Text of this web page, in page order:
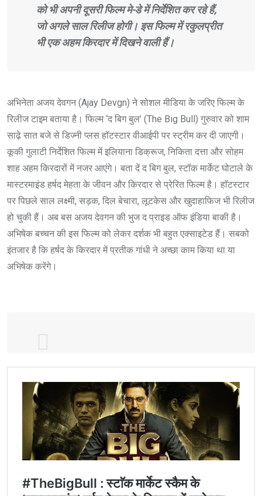
को भी अपनी दूसरी फिल्म मे-डे में निर्देशित कर रहे हैं,
जो अगले साल रिलीज होगी। इस फिल्म में रकुलप्रीत
भी एक अहम किरदार में दिखने वाली हैं।
अभिनेता अजय देवगन (Ajay Devgn) ने सोशल मीडिया के जरिए फिल्म के
रिलीज टाइम बताया है। फिल्म ‘द बिग बुल’ (The Big Bull) गुरुवार को शाम
साढ़े सात बजे से डिज्नी प्लस हॉटस्टार वीआईपी पर स्ट्रीम कर दी जाएगी।
कूकी गुलाटी निर्देशित फिल्म में इलियाना डिक्रूज, निकिता दत्ता और सोहम
शाह अहम किरदारों में नजर आएंगे। बता दें द बिग बुल, स्टॉक मार्केट घोटाले के
मास्टरमाइंड हर्षद मेहता के जीवन और किरदार से प्रेरित फिल्म है। हाॅटस्टार
पर पिछले साल लक्ष्मी, सड़क, दिल बेचारा, लूटकेस और खुदाहाफिज भी रिलीज
हो चुकी हैं। अब बस अजय देवगन की भुज द प्राइड ऑफ इंडिया बाकी है।
अभिषेक बच्चन की इस फिल्म को लेकर दर्शक भी बहुत एक्साइटेड हैं। सबको
इंतजार है कि हर्षद के किरदार में प्रतीक गांधी ने अच्छा काम किया था या
अभिषेक करेंगे।
Tomorrow at 7:30 pm, witness the RISE
& FALL of THE BIG BULL!#TheBigBull,
streaming tomorrow only on
@DisneyplusHSVIP .
#DisneyPlusHotstarMultiplex
#MotherOfAllScams@juniorbachchan
@s0humshah
@kookievgulati